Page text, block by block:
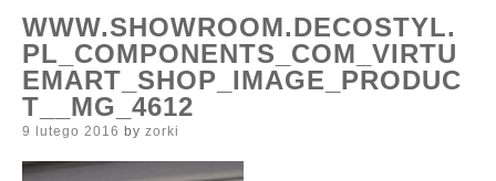
WWW.SHOWROOM.DECOSTYL.
PL_COMPONENTS_COM_VIRTU
EMART_SHOP_IMAGE_PRODUC
T__MG_4612
Posted
9 lutego 2016 by zorki